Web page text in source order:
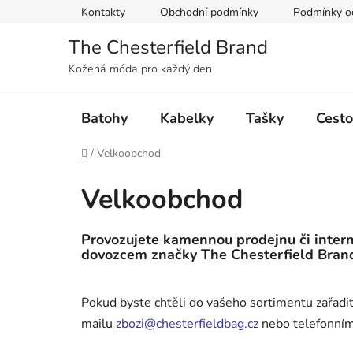
Kontakty Obchodní podmínky Podmínky
The Chesterfield Brand
Kožená móda pro každý den
Batohy Kabelky Tašky
Domů
/ Velkoobchod
Velkoobchod
Provozujete kamennou prodejnu či
dovozcem značky The Chesterfield
Pokud byste chtěli do vašeho sortimentu
mailu zbozi@chesterfieldbag.cz nebo